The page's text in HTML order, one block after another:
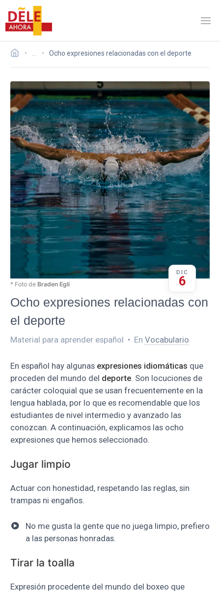
Ocho expresiones relacionadas con el deporte
* Foto de Braden Egli
DIC
6
Ocho expresiones relacionadas con
el deporte
Material para aprender español • En Vocabulario
En español hay algunas expresiones idiomáticas que
proceden del mundo del deporte. Son locuciones de
carácter coloquial que se usan frecuentemente en la
lengua hablada, por lo que es recomendable que los
estudiantes de nivel intermedio y avanzado las
conozcan. A continuación, explicamos las ocho
expresiones que hemos seleccionado.
Jugar limpio
Actuar con honestidad, respetando las reglas, sin
trampas ni engaños.
No me gusta la gente que no juega limpio, prefiero
a las personas honradas.
Tirar la toalla
Expresión procedente del mundo del boxeo que